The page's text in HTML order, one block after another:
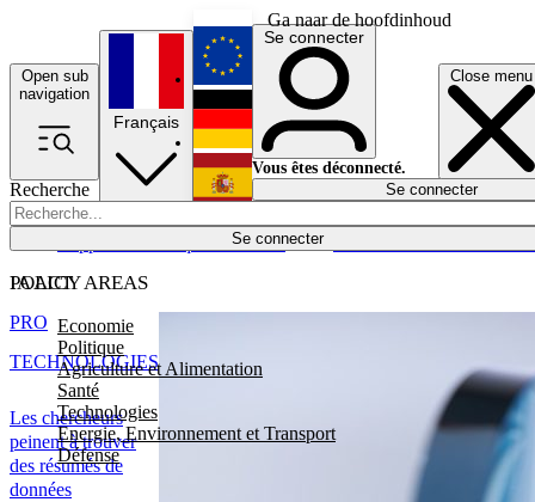
Ga naar de hoofdinhoud
Open sub
navigation
Close menu
Recherche
Se connecter
POLICY AREAS
Economie
Politique
Agriculture et Alimentation
Santé
Technologies
Energie, Environnement et Transport
Défense
Économie
Français
English
Deutsch
Español
Se connecter
Vous êtes déconnecté.
Se connecter
IA ACT
Les chercheurs
peinent à trouver
des résumés de
données
PRO
TECHNOLOGIES